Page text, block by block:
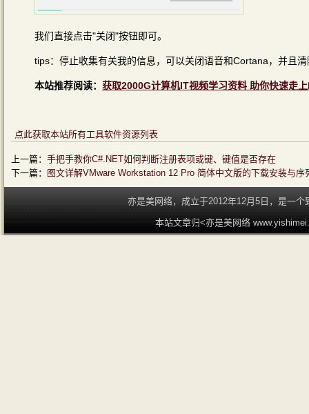
我们直接点击"关闭"按钮即可。
tips：停止收集有关我的信息，可以关闭语音和Cortana，并且
本站推荐阅读： 获取2000G计算机IT视频学习资料 助你快速走
点此获取本站所有工具软件资源列表
上一篇： 手把手教你C#.NET如何判断注册表项或键、键值是否存在
下一篇： 图文详解VMware Workstation 12 Pro 简体中文版的下载安装与序
亦是美网络，成立于2012年12月5日，是一
本站文章归<亦是美网络